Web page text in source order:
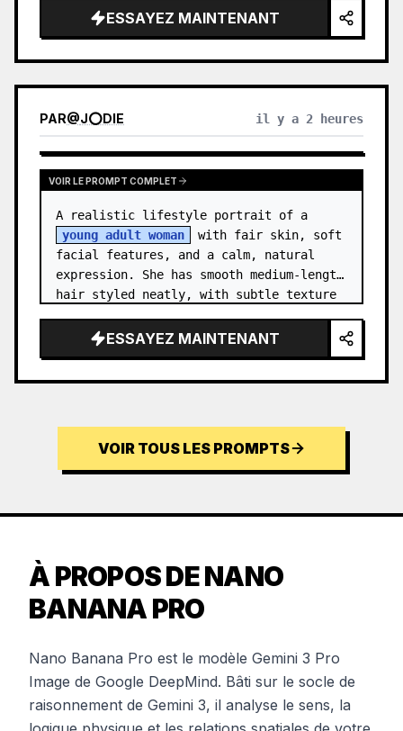
decorations.ESSAYEZ MAINTENANT
PAR@J⭕DIE il y a 2 heures
VOIR LE PROMPT COMPLET
young adult woman
with fair skin, soft
facial features, and a calm, natural
expression. She has smooth medium-length
hair styled neatly, with subtle texture
ESSAYEZ MAINTENANT
VOIR TOUS LES PROMPTS
À PROPOS DE NANO
BANANA PRO
Nano Banana Pro est le modèle Gemini 3 Pro
Image de Google DeepMind. Bâti sur le socle de
raisonnement de Gemini 3, il analyse le sens, la